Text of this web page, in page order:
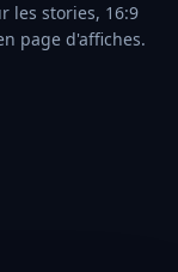
les stories, 16:9
page d'affiches.